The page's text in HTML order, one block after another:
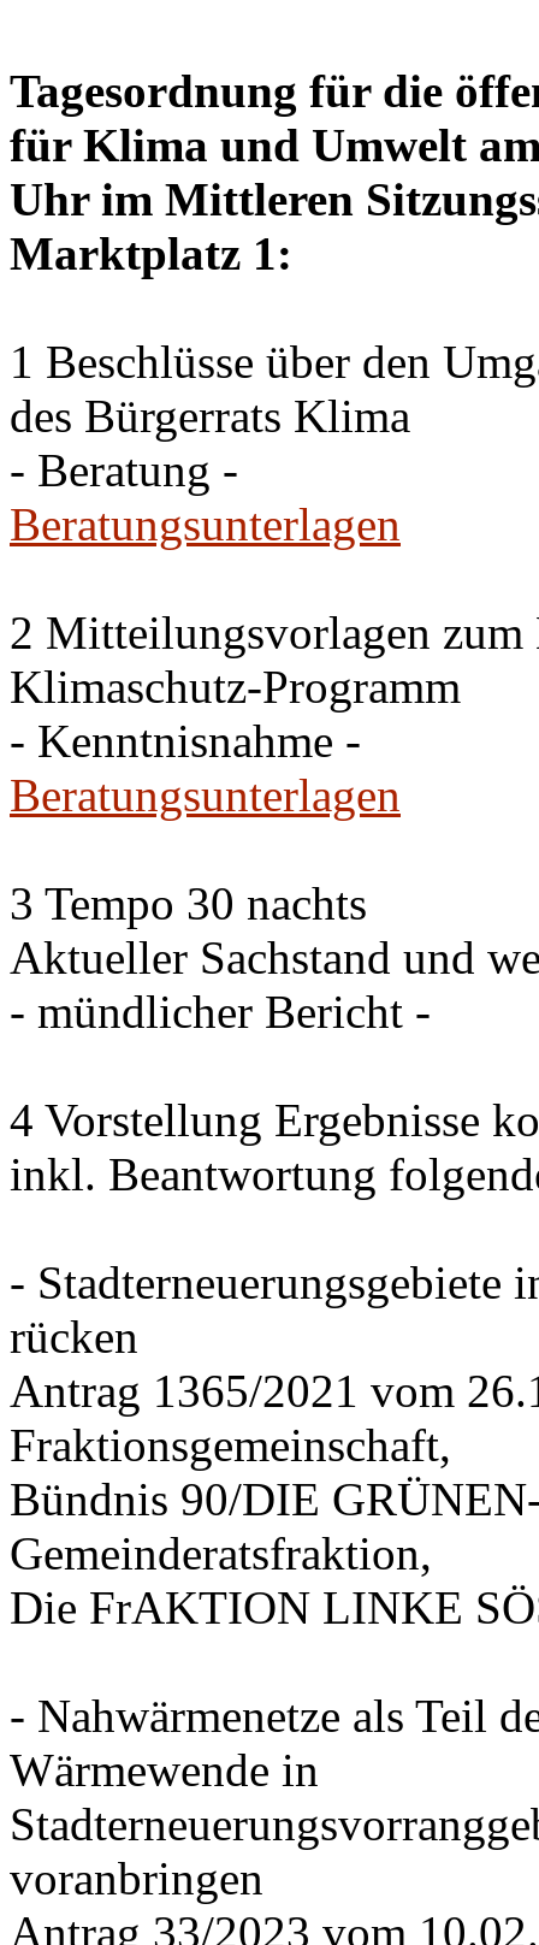
Tagesordnung für die
für Klima und Umwelt
Uhr im Mittleren
Marktplatz 1:
1 Beschlüsse über den
des Bürgerrats Klima
- Beratung -
Beratungsunterlagen
2 Mitteilungsvorlagen zum
Klimaschutz-Programm
- Kenntnisnahme -
Beratungsunterlagen
3 Tempo 30 nachts
Aktueller Sachstand und
- mündlicher Bericht -
4 Vorstellung Ergebnisse
inkl. Beantwortung
- Stadterneuerungsgebiete
rücken
Antrag 1365/2021 vom
Fraktionsgemeinschaft,
Bündnis 90/DIE
Gemeinderatsfraktion,
Die FrAKTION LINKE
- Nahwärmenetze als Teil
Wärmewende in
voranbringen
Antrag 33/2023 vom